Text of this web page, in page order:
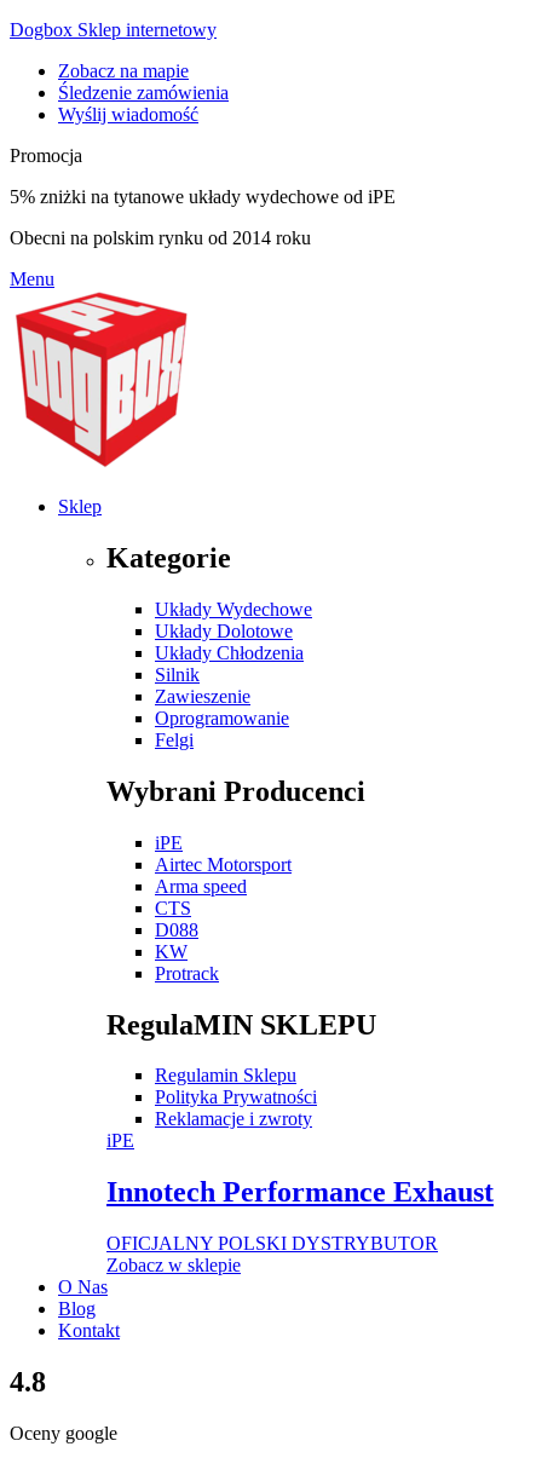
Dogbox Sklep internetowy
Zobacz na mapie
Śledzenie zamówienia
Wyślij wiadomość
Promocja
5% zniżki na tytanowe układy wydechowe od iPE
Obecni na polskim rynku od 2014 roku
Menu
Sklep
Kategorie
Układy Wydechowe
Układy Dolotowe
Układy Chłodzenia
Silnik
Zawieszenie
Oprogramowanie
Felgi
Wybrani Producenci
iPE
Airtec Motorsport
Arma speed
CTS
D088
KW
Protrack
RegulaMIN SKLEPU
Regulamin Sklepu
Polityka Prywatności
Reklamacje i zwroty
iPE
Innotech Performance Exhaust
OFICJALNY POLSKI DYSTRYBUTOR
Zobacz w sklepie
O Nas
Blog
Kontakt
4.8
Oceny google